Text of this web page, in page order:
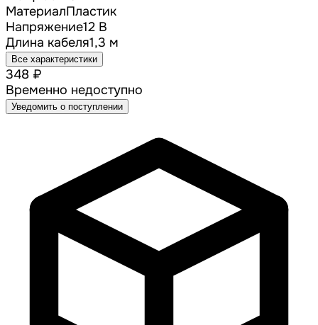
МатериалПластик
Напряжение12 В
Длина кабеля1,3 м
Все характеристики
348 ₽
Временно недоступно
Уведомить о поступлении